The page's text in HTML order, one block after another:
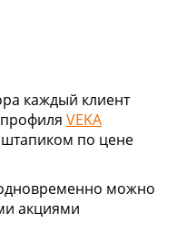
каждый клиент
VEKA
по цене
можно
акциями